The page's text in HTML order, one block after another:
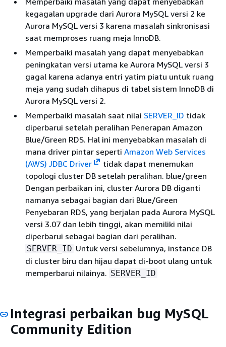
kegagalan upgrade dari Aurora MySQL versi 2 ke
Aurora MySQL versi 3 karena masalah sinkronisasi
saat memproses ruang meja InnoDB.
Memperbaiki masalah yang dapat menyebabkan
peningkatan versi utama ke Aurora MySQL versi 3
gagal karena adanya entri yatim piatu untuk ruang
meja yang sudah dihapus di tabel sistem InnoDB di
Aurora MySQL versi 2.
Memperbaiki masalah saat nilai SERVER_ID tidak
diperbarui setelah peralihan Penerapan Amazon
Blue/Green RDS. Hal ini menyebabkan masalah di
mana driver pintar seperti Amazon Web Services
(AWS) JDBC Driver
tidak dapat menemukan
topologi cluster DB setelah peralihan. blue/green
Dengan perbaikan ini, cluster Aurora DB diganti
namanya sebagai bagian dari Blue/Green
Penyebaran RDS, yang berjalan pada Aurora MySQL
versi 3.07 dan lebih tinggi, akan memiliki nilai
diperbarui sebagai bagian dari peralihan.
SERVER_ID Untuk versi sebelumnya, instance DB
di cluster biru dan hijau dapat di-boot ulang untuk
memperbarui nilainya. SERVER_ID
Integrasi perbaikan bug MySQL
Community Edition